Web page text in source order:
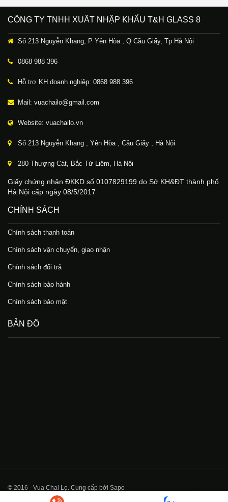
CÔNG TY TNHH XUẤT NHẬP KHẨU T&H GLASS 8
Số 213 Nguyễn Khang, P Yên Hòa , Q Cầu Giấy, Tp Hà Nội
0868 988 396
Hỗ trợ KH doanh nghiệp: 0868 988 396
Mail: vuachailo@gmail.com
Website: vuachailo.vn
Số 213 Nguyễn Khang , Yên Hòa , Cầu Giấy , Hà Nội
280 Thượng Cát, Bắc Từ Liêm, Hà Nội
Giấy chứng nhận ĐKKD số 0107829199 do Sở KH&ĐT thành phố
Hà Nội cấp ngày 08/5/2017
CHÍNH SÁCH
Chính sách thanh toán
Chính sách vận chuyển, giao nhận
Chính sách đổi trả
Chính sách bảo hành
Chính sách bảo mật
BẢN ĐỒ
© 2016 - Vua Chai Lọ. Cung cấp bởi Sapo